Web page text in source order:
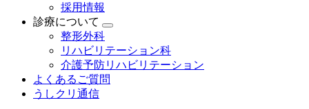
採用情報
診療について
整形外科
リハビリテーション科
介護予防リハビリテーション
よくあるご質問
うしクリ通信